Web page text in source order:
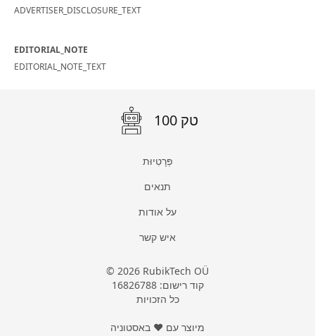
ADVERTISER_DISCLOSURE_TEXT
EDITORIAL_NOTE
EDITORIAL_NOTE_TEXT
100 טק
פְּרָטִיוּת
תנאים
על אודות
איש קשר
© 2026 RubikTech OÜ
קוד רישום: 16826788
כל הזכויות
מיוצר עם ❤ באסטוניה